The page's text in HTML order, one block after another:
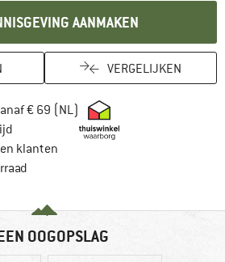
AANMAKEN
VERGELIJKEN
€ 69 (NL) Vind hier de
Vind de betalingsinformatie hier!
klanten
OOGOPSLAG